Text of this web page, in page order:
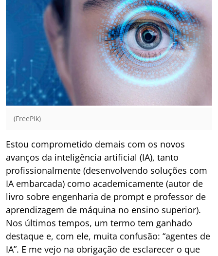
(FreePik)
Estou comprometido demais com os novos
avanços da inteligência artificial (IA), tanto
profissionalmente (desenvolvendo soluções com
IA embarcada) como academicamente (autor de
livro sobre engenharia de prompt e professor de
aprendizagem de máquina no ensino superior).
Nos últimos tempos, um termo tem ganhado
destaque e, com ele, muita confusão: “agentes de
IA”. E me vejo na obrigação de esclarecer o que